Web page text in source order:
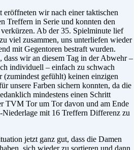
eröffneten wir nach einer taktischen
Treffern in Serie und konnten den
Ab der 35. Spielminute lief
viel zusammen, uns unterliefen wieder
mit Gegentoren bestraft wurden.
dass wir an diesem Tag in der Abwehr –
individuell – einfach zu schwach
(zumindest gefühlt) keinen einzigen
unsere Farben sichern konnten, da die
mindestens einen Schritt
TVM Tor um Tor davon und am Ende
Niederlage mit 16 Treffern Differenz zu
jetzt ganz gut, dass die Damen
sich wieder zu sortieren und dann